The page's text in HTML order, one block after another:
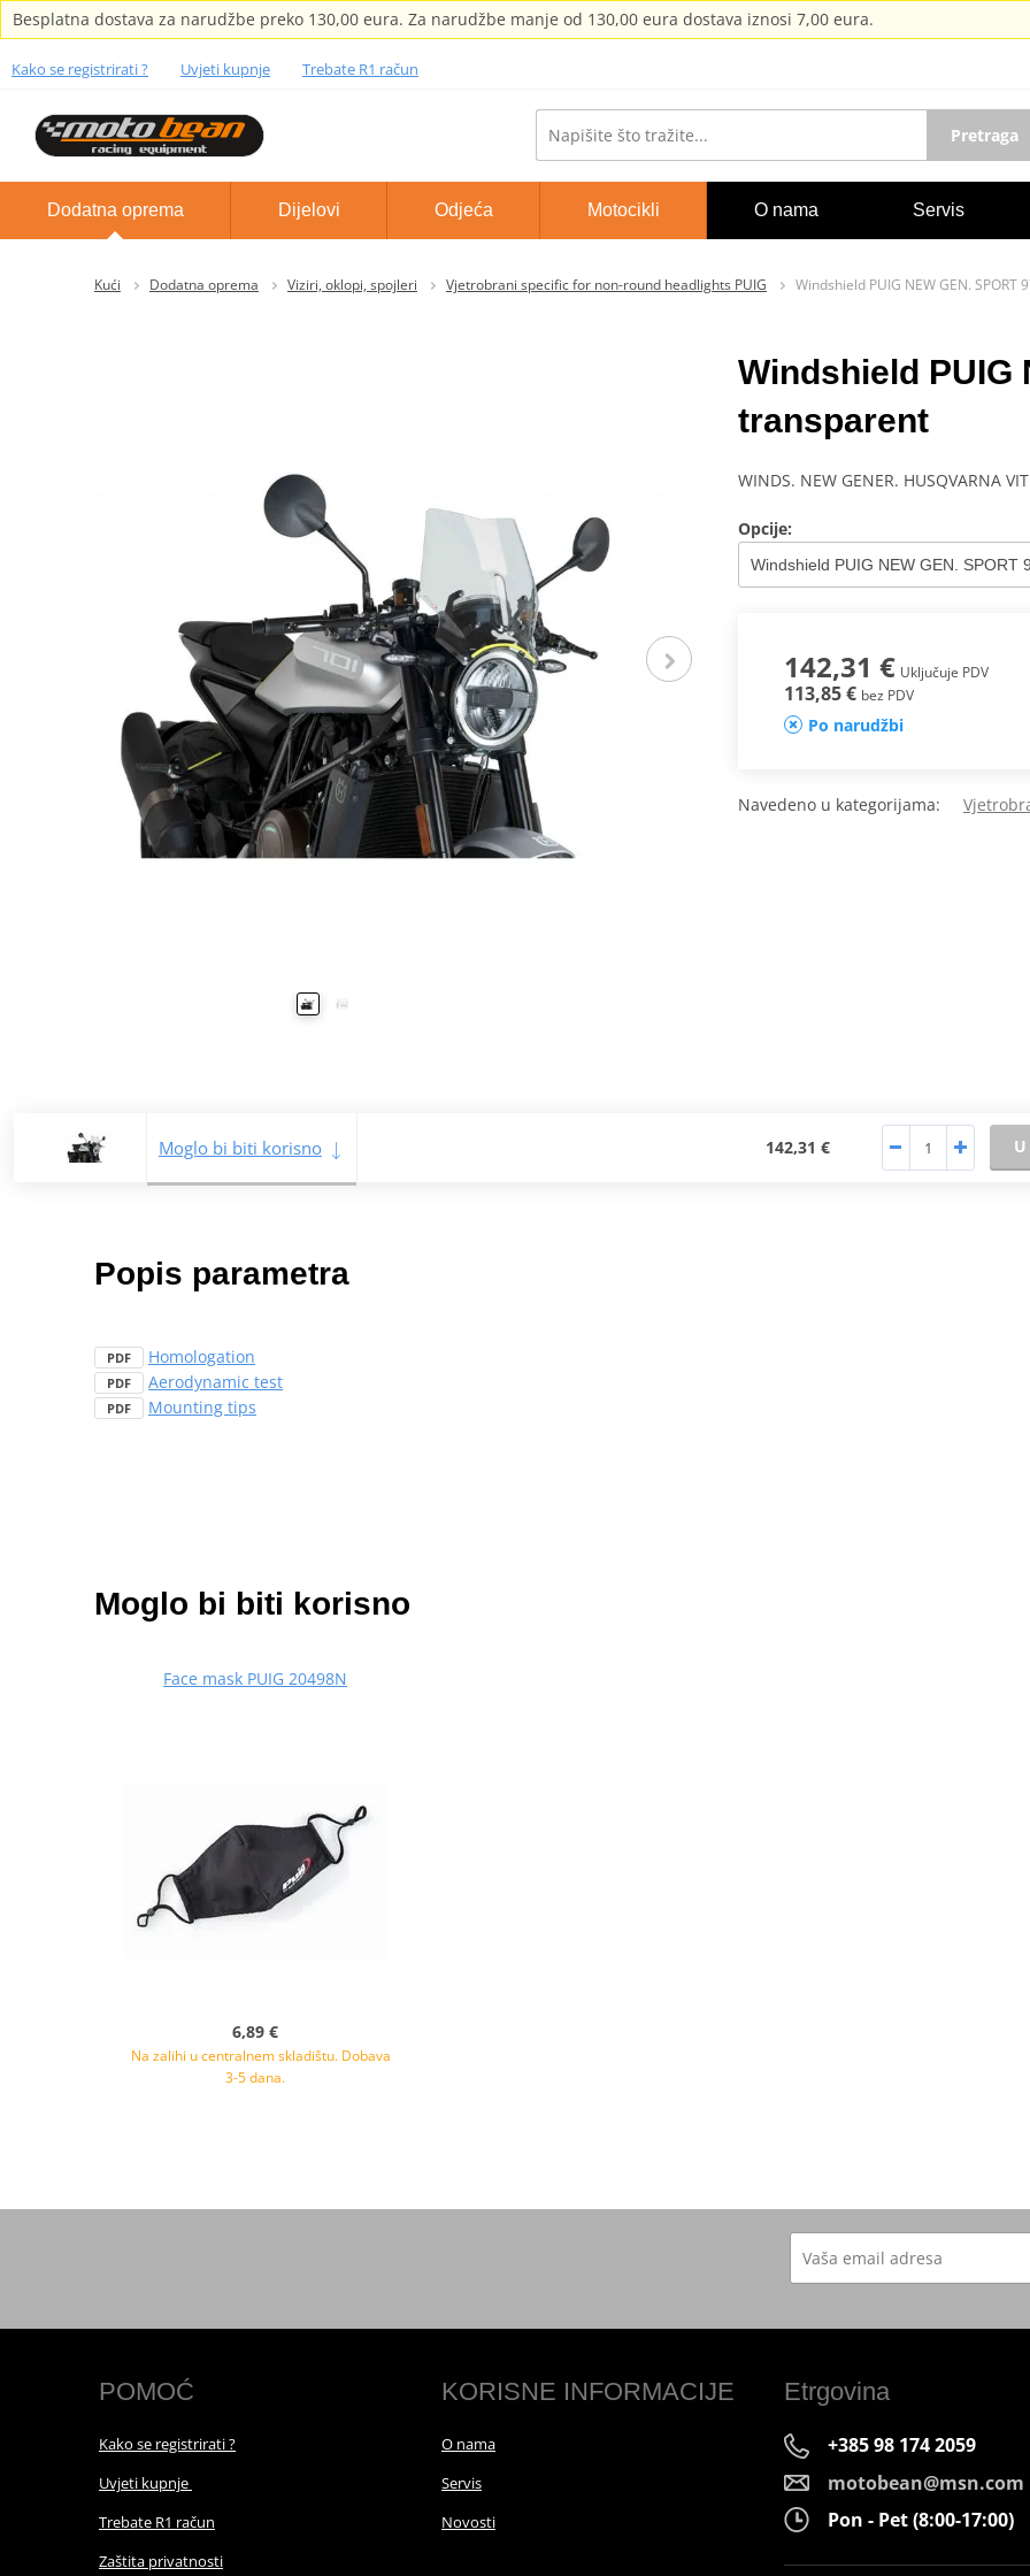
Besplatna dostava za narudžbe preko 130,00 eura. Za narudžbe manje od 130,00 eura dostava iznosi 7,00 eura.
Kako se registrirati ? Uvjeti kupnje Trebate R1 račun
Pretraga
Dodatna oprema Dijelovi Odjeća Motocikli O nama Servis
Kući Dodatna oprema Viziri, oklopi, spojleri Vjetrobrani specific for non-round headlights PUIG Windshield PUIG NEW GEN.
Windshield PUIG
transparent
WINDS. NEW GENER. HUSQVARNA
Opcije:
142,31 € Uključuje PDV
113,85 € bez PDV
Po narudžbi
Navedeno u kategorijama:
Moglo bi biti korisno 142,31 €
Popis parametra
PDF Homologation
PDF Aerodynamic test
PDF Mounting tips
Moglo bi biti korisno
Face mask PUIG 20498N
6,89 €
Na zalihi u centralnem skladištu. Dobava
3-5 dana.
POMOĆ
Kako se registrirati ?
Uvjeti kupnje
Trebate R1 račun
Zaštita privatnosti
KORISNE INFORMACIJE
O nama
Servis
Novosti
Etrgovina
+385 98 174 2059
motobean@msn.com
Pon - Pet (8:00-17:00)